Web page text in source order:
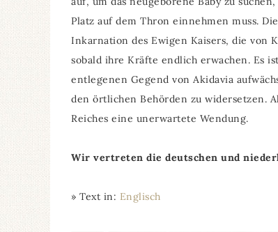
Platz auf dem Thron einnehmen muss.
Inkarnation des Ewigen Kaisers, die von
sobald ihre Kräfte endlich erwachen. Es
entlegenen Gegend von Akidavia
den örtlichen Behörden zu widersetzen.
Reiches eine unerwartete Wendung.
Wir vertreten die deutschen und
» Text in: Englisch